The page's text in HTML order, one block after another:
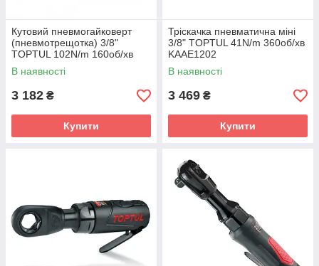
Кутовий пневмогайковерт
(пневмотрещотка) 3/8"
TOPTUL 102N/m 160об/хв
KAAF1205
В наявності
3 182 ₴
Купити
Тріскачка пневматична міні
3/8" TOPTUL 41N/m 360об/хв
KAAE1202
В наявності
3 469 ₴
Купити